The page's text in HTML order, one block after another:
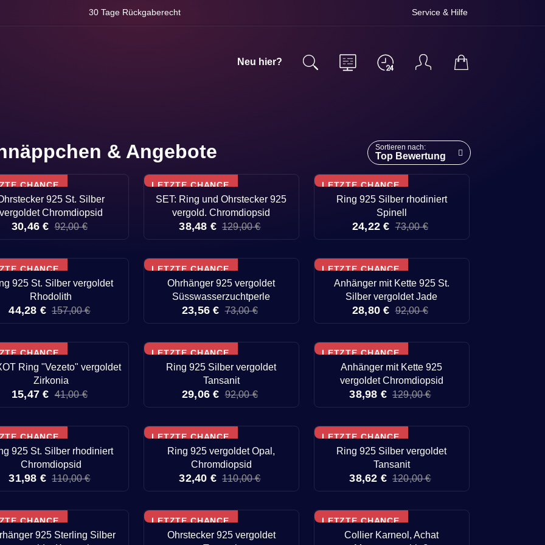
30 Tage Rückgaberecht Service & Hilfe
Neu hier?
& Angebote Sortieren nach:
Top Bewertung
CHANCE
925 St. Silber
Chromdiopsid
30,46 € 92,00 €
LETZTE CHANCE
SET: Ring und Ohrstecker 925
vergold. Chromdiopsid
38,48 € 129,00 €
LETZTE CHANCE
Ring 925 Silber rhodiniert
Spinell
24,22 € 73,00 €
CHANCE
925 St. Silber vergoldet
Rhodolith
44,28 € 157,00 €
LETZTE CHANCE
Ohrhänger 925 vergoldet
Süsswasserzuchtperle
23,56 € 73,00 €
LETZTE CHANCE
Anhänger mit Kette 925 St.
Silber vergoldet Jade
28,80 € 92,00 €
CHANCE
Ring "Vezeto" vergoldet
Zirkonia
15,47 € 41,00 €
LETZTE CHANCE
Ring 925 Silber vergoldet
Tansanit
29,06 € 92,00 €
LETZTE CHANCE
Anhänger mit Kette 925
vergoldet Chromdiopsid
38,98 € 129,00 €
CHANCE
925 St. Silber rhodiniert
Chromdiopsid
31,98 € 110,00 €
LETZTE CHANCE
Ring 925 vergoldet Opal,
Chromdiopsid
32,40 € 110,00 €
LETZTE CHANCE
Ring 925 Silber vergoldet
Tansanit
38,62 € 120,00 €
CHANCE
925 Sterling Silber
LETZTE CHANCE
Ohrstecker 925 vergoldet
LETZTE CHANCE
Collier Karneol, Achat